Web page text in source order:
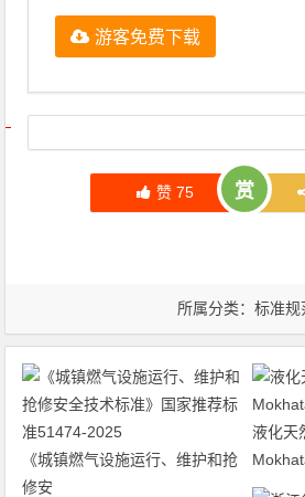
游客免费下载
文章导航
赞 75 赏
所属分类： 标准规
《城镇燃气设施运行、维护和抢
修安
液化天